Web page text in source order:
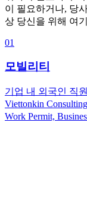
이 필요하거나, 당
상 당신을 위해 여
01
모빌리티
기업 내 외국인 직
Viettonkin
Work Permit,